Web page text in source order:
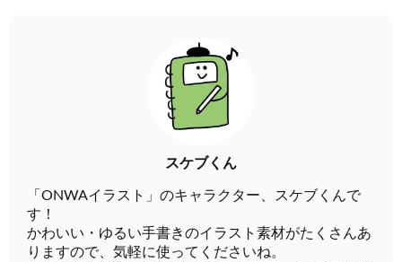
スケブくん
「ONWAイラスト」のキャラクター、スケブくんで
す！
かわいい・ゆるい手書きのイラスト素材がたくさんあ
りますので、気軽に使ってくださいね。